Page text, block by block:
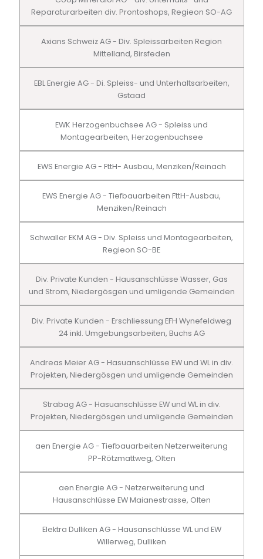
Reparaturarbeiten div. Prontoshops, Regieon SO-AG
Axians Schweiz AG - Div. Spleissarbeiten Region
Mittelland, Birsfeden
EBL Energie AG - Di. Spleiss- und Unterhaltsarbeiten,
Gstaad
EWK Herzogenbuchsee AG - Spleiss und
Montagearbeiten, Herzogenbuchsee
EWS Energie AG - FttH- Ausbau, Menziken/Reinach
EWS Energie AG - Tiefbauarbeiten FttH-Ausbau,
Menziken/Reinach
Schwaller EKM AG - Div. Spleiss und Montagearbeiten,
Regieon SO-BE
Div. Private Kunden - Hausanschlüsse Wasser, Gas
und Strom, Niedergösgen und umligende Gemeinden
Div. Private Kunden - Erschliessung EFH Wynefeldweg
24 inkl. Umgebungsarbeiten, Buchs AG
Andreas Meier AG - Hasuanschlüsse EW und WL in div.
Projekten, Niedergösgen und umligende Gemeinden
Strabag AG - Hasuanschlüsse EW und WL in div.
Projekten, Niedergösgen und umligende Gemeinden
aen Energie AG - Tiefbauarbeiten Netzerweiterung
PP-Rötzmattweg, Olten
aen Energie AG - Netzerweiterung und
Hausanschlüsse EW Maianestrasse, Olten
Elektra Dulliken AG - Hausanschlüsse WL und EW
Willerweg, Dulliken